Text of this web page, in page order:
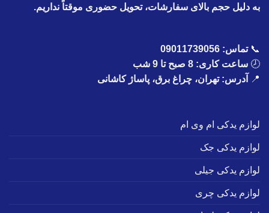
به دلیل حجم بالای سفارشات، تحویل حضوری موقتاً نداریم.
📞تماس: 09011739056
🕗 ساعت کاری: 8 صبح تا 9 شب
📍
آدرس: تهران، چراغ برق، پاساژ کاشانی
لوازم یدکی ام وی ام
لوازم یدکی جک
لوازم یدکی جیلی
لوازم یدکی چری